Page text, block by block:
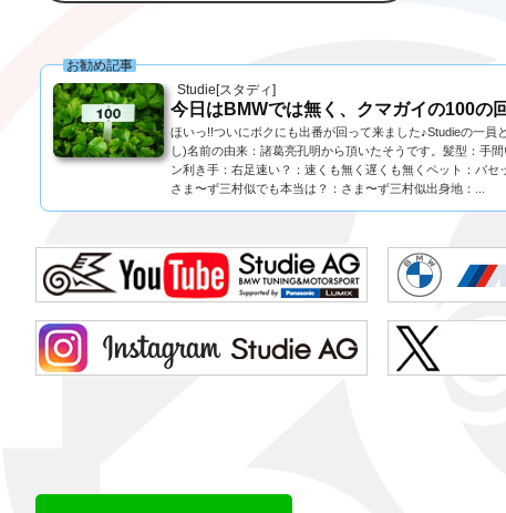
Studie[スタディ]
お勧め記事
今日はBMWでは無く、クマガイの100の
ほいっ!!ついにボクにも出番が回って来ました♪Studieの一
し)名前の由来：諸葛亮孔明から頂いたそうです。髪型：手
ン利き手：右足速い？：速くも無く遅くも無くペット：バ
さま〜ず三村似でも本当は？：さま〜ず三村似出身地：...